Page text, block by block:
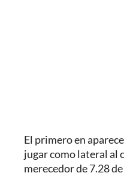
El primero en
jugar como lateral al
merecedor de 7.28